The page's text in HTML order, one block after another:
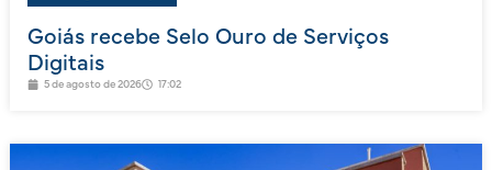
Goiás recebe Selo Ouro de Serviços
Digitais
5 de agosto de 2026 17:02